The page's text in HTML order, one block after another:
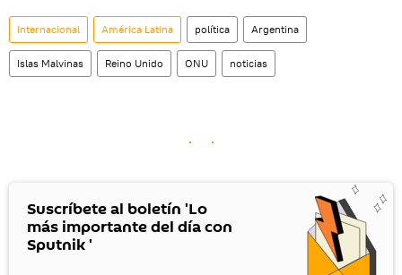
Internacional América Latina política Argentina
Islas Malvinas Reino Unido ONU noticias
Suscríbete al boletín 'Lo
más importante del día con
Sputnik '